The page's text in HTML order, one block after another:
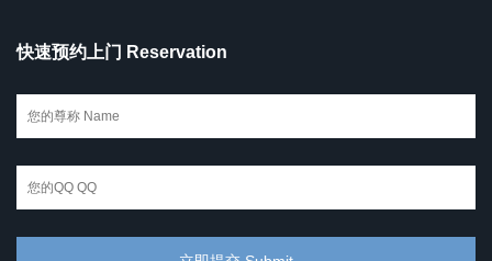
快速预约上门 Reservation